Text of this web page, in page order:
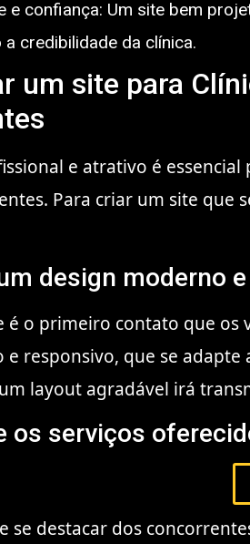
e confiança: Um site bem
a credibilidade da clínica.
um site para
e atrativo é
Para criar um site que
design moderno
é o primeiro contato que
responsivo, que se
layout agradável irá
os serviços
se destacar dos